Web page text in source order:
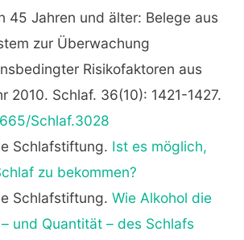
45 Jahren und älter: Belege aus
zur Überwachung
Risikofaktoren aus
2010. Schlaf. 36(10): 1421-1427.
Schlaf.3028
Schlafstiftung. Ist es möglich,
zu bekommen?
Schlafstiftung. Wie Alkohol die
und Quantität – des Schlafs